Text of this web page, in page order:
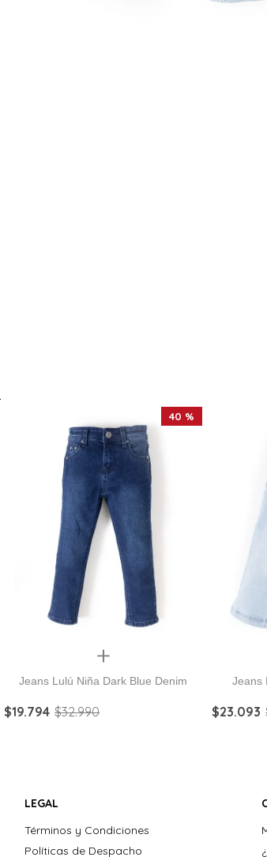
40 %
Quickview
Jeans Lulú Niña Dark Blue Denim
$19.794 $32.990
Jeans
$23.093
LEGAL
Términos y Condiciones
Políticas de Despacho